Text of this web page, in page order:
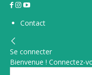
Contact
Se connecter
Bienvenue ! Connectez-